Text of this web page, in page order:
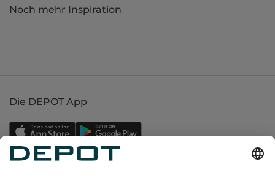
Noch mehr Inspiration
Die DEPOT App